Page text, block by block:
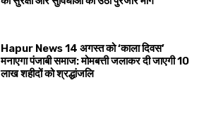
Hapur News 14 अगस्त को ‘काला दिवस’
मनाएगा पंजाबी समाज: मोमबत्ती जलाकर दी जाएगी 10
लाख शहीदों को श्रद्धांजलि